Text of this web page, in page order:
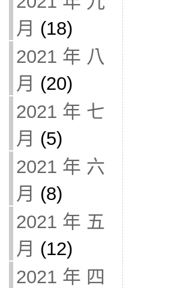
月 (18)
2021 年 八
月 (20)
2021 年 七
月 (5)
2021 年 六
月 (8)
2021 年 五
月 (12)
2021 年 四